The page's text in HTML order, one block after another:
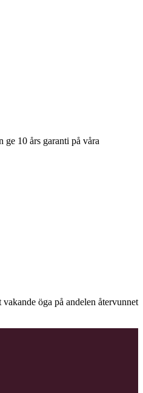
10 års garanti på våra
öga på andelen återvunnet